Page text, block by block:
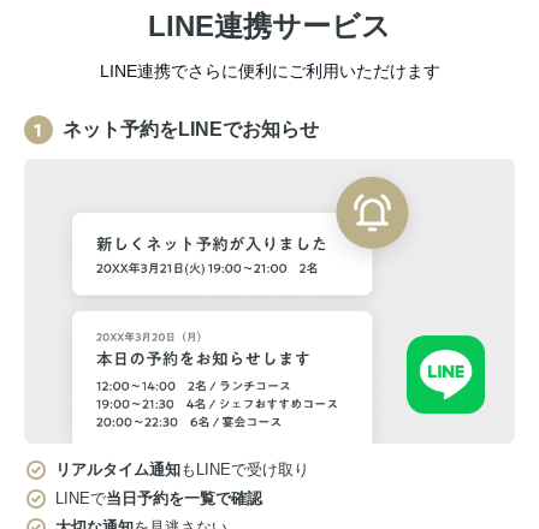
LINE連携サービス
LINE連携でさらに便利にご利用いただけます
ネット予約をLINEでお知らせ
リアルタイム通知もLINEで受け取り
LINEで当日予約を一覧で確認